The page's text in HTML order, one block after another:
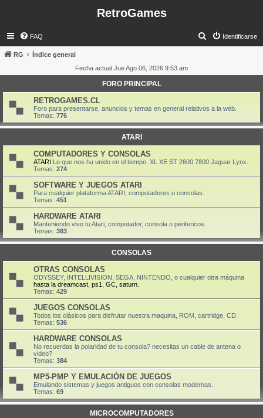
RetroGames
FAQ Identificarse
a
r
RG
Índice general
Fecha actual Jue Ago 06, 2026 9:53 am
FORO PRINCIPAL
RETROGAMES.CL
Foro para presentarse, anuncios y temas en general relativos a la web.
Temas: 776
ATARI
COMPUTADORES Y CONSOLAS
ATARI Lo que nos ha unido en el tiempo. XL XE ST 2600 7800 Jaguar Lynx.
Temas: 274
SOFTWARE Y JUEGOS ATARI
Para cualquier plataforma ATARI, computadores o consolas.
Temas: 451
HARDWARE ATARI
Manteniendo vivo tu Atari, computador, consola o perifericos.
Temas: 383
CONSOLAS
OTRAS CONSOLAS
ODYSSEY, INTELLIVISION, SEGA, NINTENDO, o cualquier otra máquina
hasta la dreamcast, ps1, GC, saturn.
Temas: 429
JUEGOS CONSOLAS
Todos los clásicos para disfrutar nuestra maquina, ROM, cartridge, CD.
Temas: 536
HARDWARE CONSOLAS
No recuerdas la polaridad de tu consola? necesitas un cable de antena o
video?
Temas: 384
MP5-PMP Y EMULACIÓN DE JUEGOS
Emulando sistemas y juegos antiguos con consolas modernas.
Temas: 69
MICROCOMPUTADORES